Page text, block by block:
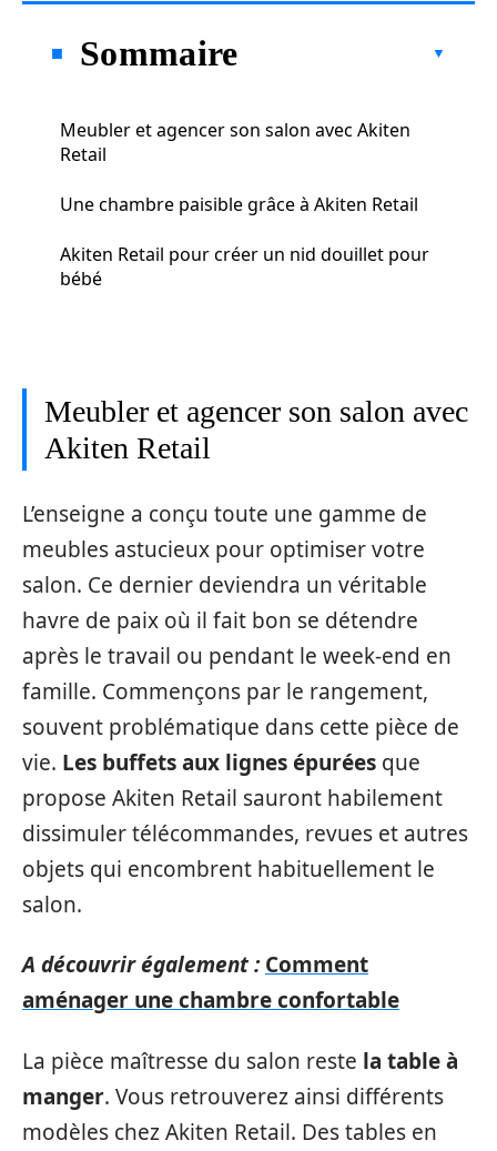
Sommaire
Meubler et agencer son salon avec Akiten
Retail
Une chambre paisible grâce à Akiten Retail
Akiten Retail pour créer un nid douillet pour
bébé
Meubler et agencer son salon avec
Akiten Retail
L’enseigne a conçu toute une gamme de
meubles astucieux pour optimiser votre
salon. Ce dernier deviendra un véritable
havre de paix où il fait bon se détendre
après le travail ou pendant le week-end en
famille. Commençons par le rangement,
souvent problématique dans cette pièce de
vie. Les buffets aux lignes épurées que
propose Akiten Retail sauront habilement
dissimuler télécommandes, revues et autres
objets qui encombrent habituellement le
salon.
A découvrir également : Comment
aménager une chambre confortable
La pièce maîtresse du salon reste la table à
manger. Vous retrouverez ainsi différents
modèles chez Akiten Retail. Des tables en